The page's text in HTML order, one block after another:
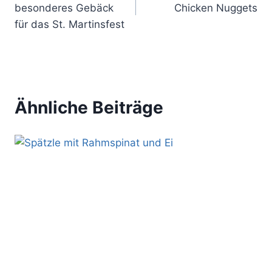
besonderes Gebäck
für das St. Martinsfest
Chicken Nuggets
Ähnliche Beiträge